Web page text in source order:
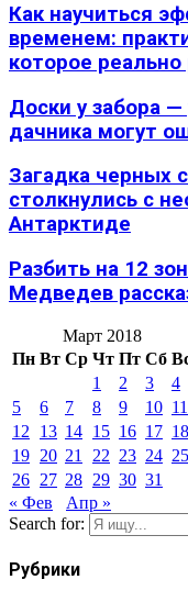
Как научиться
временем:
которое реально
Доски у забора
дачника могут
Загадка черных
столкнулись с
Антарктиде
Разбить на 12
Медведев
Март 2018
Пн Вт Ср Чт Пт Сб
1
2 3
4
5
6 7 8 9 10 11
12
13 14 15 16 17 18
19 20 21 22 23 24 25
26 27 28 29 30 31
« Фев
Апр »
Search for:
Рубрики